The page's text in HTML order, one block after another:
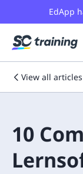
EdApp
View all articles
10